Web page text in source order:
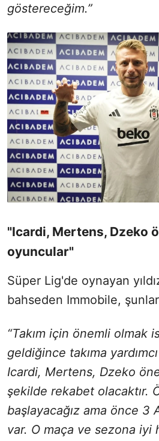
göstereceğim.”
"Icardi, Mertens, Dzeko
oyuncular"
Süper Lig'de oynayan
bahseden Immobile,
“Takım için önemli olmak
geldiğince takıma
Icardi, Mertens, Dzeko
şekilde rekabet olacaktır.
başlayacağız ama önce 3
var. O maça ve sezona iyi